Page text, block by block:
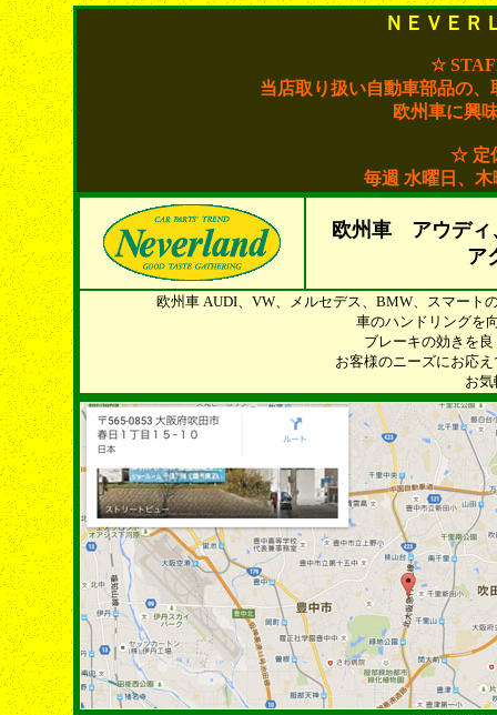
ＮＥＶＥＲ
☆
当店取り扱い自動車部品の
欧州車に興
☆ 定
毎週 水曜日、
欧州車 アウディ
ア
欧州車 AUDI、VW、メルセデス、BMW、スマート
車のハンドリングを
ブレーキの効きを
お客様のニーズにお応
お